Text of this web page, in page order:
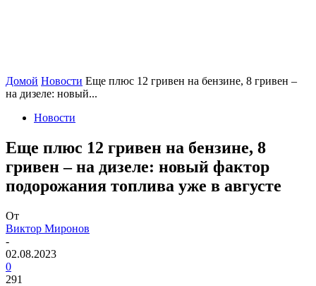
Домой Новости Еще плюс 12 гривен на бензине, 8 гривен –
на дизеле: новый...
Новости
Еще плюс 12 гривен на бензине, 8
гривен – на дизеле: новый фактор
подорожания топлива уже в августе
От
Виктор Миронов
-
02.08.2023
0
291